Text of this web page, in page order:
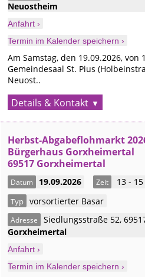
Neuostheim
Anfahrt ›
Termin im Kalender speichern ›
Am Samstag, den 19.09.2026, von
Gemeindesaal St. Pius
Neuost..
Details & Kontakt
Herbst-Abgabeflohmarkt
Bürgerhaus Gorxheimertal
69517 Gorxheimertal
Datum 19.09.2026 Zeit 13 -
Typ vorsortierter Basar
Adresse Siedlungsstraße 52,
Gorxheimertal
Anfahrt ›
Termin im Kalender speichern ›